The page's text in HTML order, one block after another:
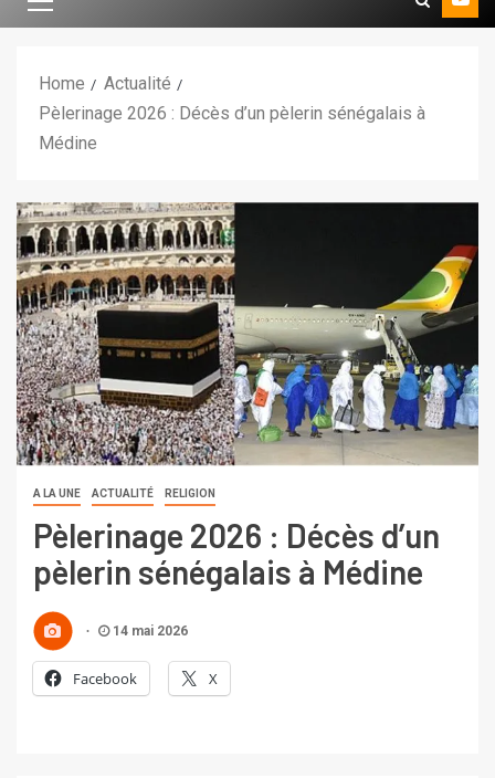
Home
Actualité
Pèlerinage 2026 : Décès d’un pèlerin sénégalais à
Médine
A LA UNE ACTUALITÉ RELIGION
Pèlerinage 2026 : Décès d’un
pèlerin sénégalais à Médine
14 mai 2026
Facebook X